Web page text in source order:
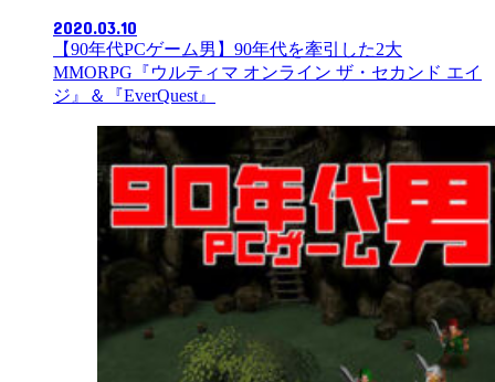
2020.03.10
【90年代PCゲーム男】90年代を牽引した2大
MMORPG『ウルティマ オンライン ザ・セカンド エイ
ジ』＆『EverQuest』